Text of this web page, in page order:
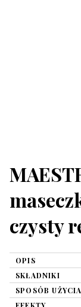
czysty
OPIS
SKŁADNIKI
SPOSÓB UŻYCIA